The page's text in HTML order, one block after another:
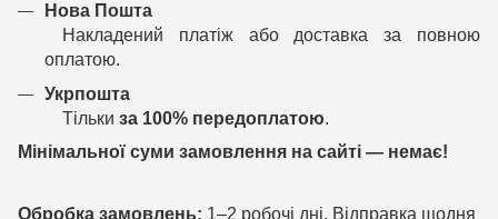
Нова Пошта
Накладений платіж або доставка за повною
оплатою.
Укрпошта
Тільки за 100% передоплатою.
Мінімальної суми замовлення на сайті — немає!
Обробка замовлень: 1–2 робочі дні. Відправка щодня